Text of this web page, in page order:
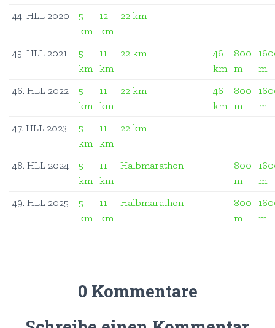
44. HLL 2020
5
km
12
km
22 km
45. HLL 2021
5
km
11
km
22 km
46
km
800
m
m
46. HLL 2022
5
km
11
km
22 km
46
km
800
m
m
47. HLL 2023
5
km
11
km
22 km
48. HLL 2024
5
km
11
km
Halbmarathon
800
m
m
49. HLL 2025
5
km
11
km
Halbmarathon
800
m
m
0 Kommentare